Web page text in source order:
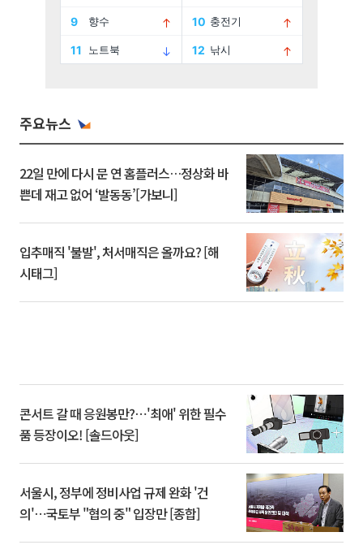
주요뉴스
22일 만에 다시 문 연 홈플러스…정상화 바
쁜데 재고 없어 ‘발동동’[가보니]
입추매직 '불발', 처서매직은 올까요? [해
시태그]
콘서트 갈 때 응원봉만?⋯'최애' 위한 필수
품 등장이오! [솔드아웃]
서울시, 정부에 정비사업 규제 완화 '건
의'⋯국토부 "협의 중" 입장만 [종합]